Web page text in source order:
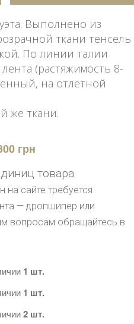
Выполнено из
ткани тенсель
По линии талии
(растяжимость 8-
на отлетной
же ткани.
грн
товара
на сайте требуется
— дропшипер или
вопросам обращайтесь в
1 шт.
1 шт.
2 шт.